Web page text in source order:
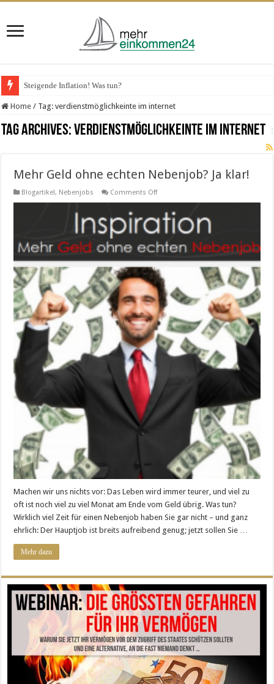
Steigende Inflation! Was tun?
Home / Tag:verdienstmöglichkeinte im internet
Tag Archives:verdienstmöglichkeinte im internet
Mehr Geld ohne echten Nebenjob? Ja klar!
Blogartikel, Nebenjobs Comments Offon
ohne
echten
Nebenjob?
Ja
klar!
Machen wir uns nichts vor: Das Leben wird immer teurer, und viel zu
oft ist noch viel zu viel Monat am Ende vom Geld übrig. Was tun?
Wirklich viel Zeit für einen Nebenjob haben Sie gar nicht – und ganz
ehrlich: Der Hauptjob ist breits aufreibend genug; jetzt sollen Sie …
Mehr dazu